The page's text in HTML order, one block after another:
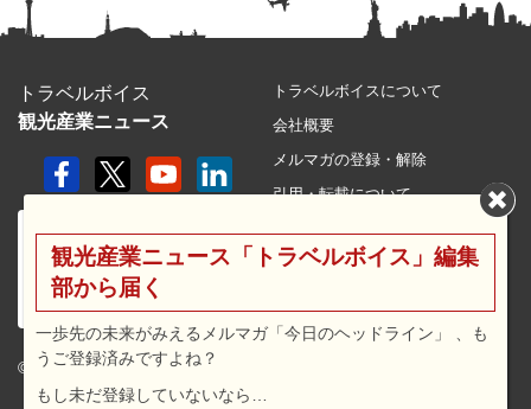
トラベルボイス
観光産業ニュース
© 2026 travel voice.
トラベルボイスについて
会社概要
メルマガの登録・解除
引用・転載について
利用規約
広告メニュー・料金
観光産業ニュース「トラベルボイス」編集
部から届く
一歩先の未来がみえるメルマガ「今日のヘッドライン」 、も
うご登録済みですよね？
もし未だ登録していないなら…